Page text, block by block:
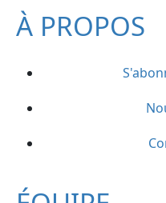
À PROPOS